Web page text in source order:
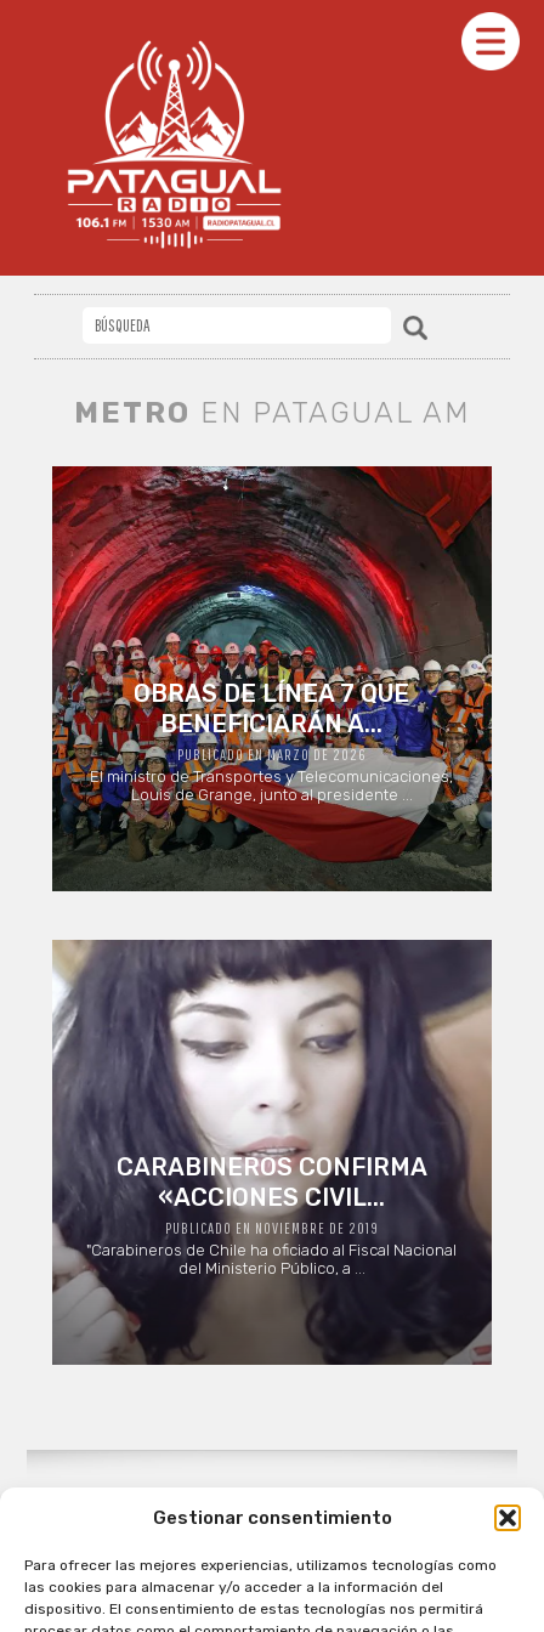
Gestionar consentimiento
Para ofrecer las mejores experiencias, utilizamos tecnologías como
las cookies para almacenar y/o acceder a la información del
dispositivo. El consentimiento de estas tecnologías nos permitirá
METRO EN PATAGUAL AM
OBRAS DE LÍNEA 7 QUE
BENEFICIARÁN A...
PUBLICADO EN MARZO DE 2026
El ministro de Transportes y Telecomunicaciones,
Louis de Grange, junto al presidente ...
CARABINEROS CONFIRMA
«ACCIONES CIVIL...
PUBLICADO EN NOVIEMBRE DE 2019
"Carabineros de Chile ha oficiado al Fiscal Nacional
del Ministerio Público, a ...
Patagual Radio Digital 2026 - Todos los derechos
reservados